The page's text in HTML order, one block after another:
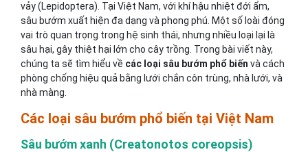
vảy (Lepidoptera). Tại Việt Nam, với khí hậu nhiệt đới ẩm,
sâu bướm xuất hiện đa dạng và phong phú. Một số loài đóng
vai trò quan trọng trong hệ sinh thái, nhưng nhiều loại lại là
sâu hại, gây thiệt hại lớn cho cây trồng. Trong bài viết này,
chúng ta sẽ tìm hiểu về các loại sâu bướm phổ biến và cách
phòng chống hiệu quả bằng lưới chắn côn trùng, nhà lưới, và
nhà màng.
Các loại sâu bướm phổ biến tại Việt Nam
Sâu bướm xanh (Creatonotos coreopsis)